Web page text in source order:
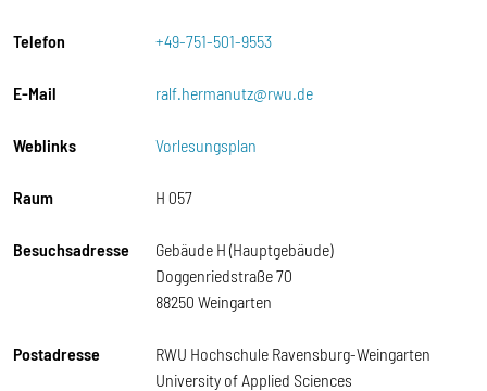
Telefon +49-751-501-9553
E-Mail ralf.hermanutz@rwu.de
Weblinks Vorlesungsplan
Raum H 057
Besuchsadresse
Gebäude H (Hauptgebäude)
Doggenriedstraße 70
88250 Weingarten
Postadresse
RWU Hochschule Ravensburg-Weingarten
University of Applied Sciences